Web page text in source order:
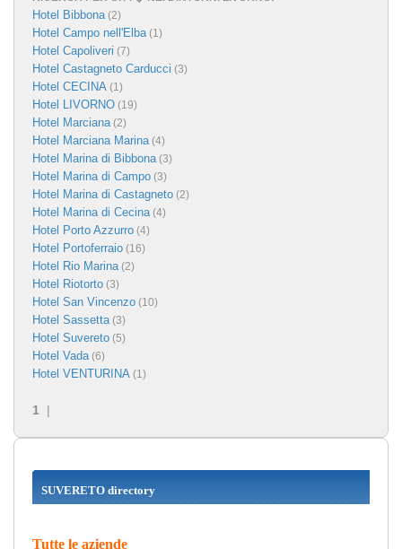
Hotel Bibbona(2)
Hotel Campo nell'Elba(1)
Hotel Capoliveri (7)
Hotel Castagneto Carducci (3)
Hotel CECINA (1)
Hotel LIVORNO (19)
Hotel Marciana(2)
Hotel Marciana Marina(4)
Hotel Marina di Bibbona(3)
Hotel Marina di Campo (3)
Hotel Marina di Castagneto (2)
Hotel Marina di Cecina(4)
Hotel Porto Azzurro (4)
Hotel Portoferraio (16)
Hotel Rio Marina(2)
Hotel Riotorto (3)
Hotel San Vincenzo (10)
Hotel Sassetta(3)
Hotel Suvereto (5)
Hotel Vada(6)
Hotel VENTURINA (1)
1 |
SUVERETO directory
Tutte le aziende